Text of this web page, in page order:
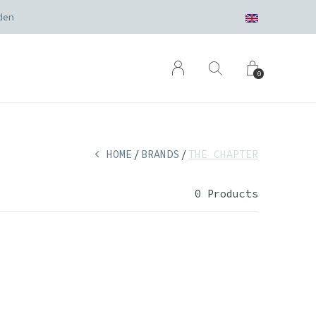
0
HOME BRANDS THE CHAPTER
0 Products